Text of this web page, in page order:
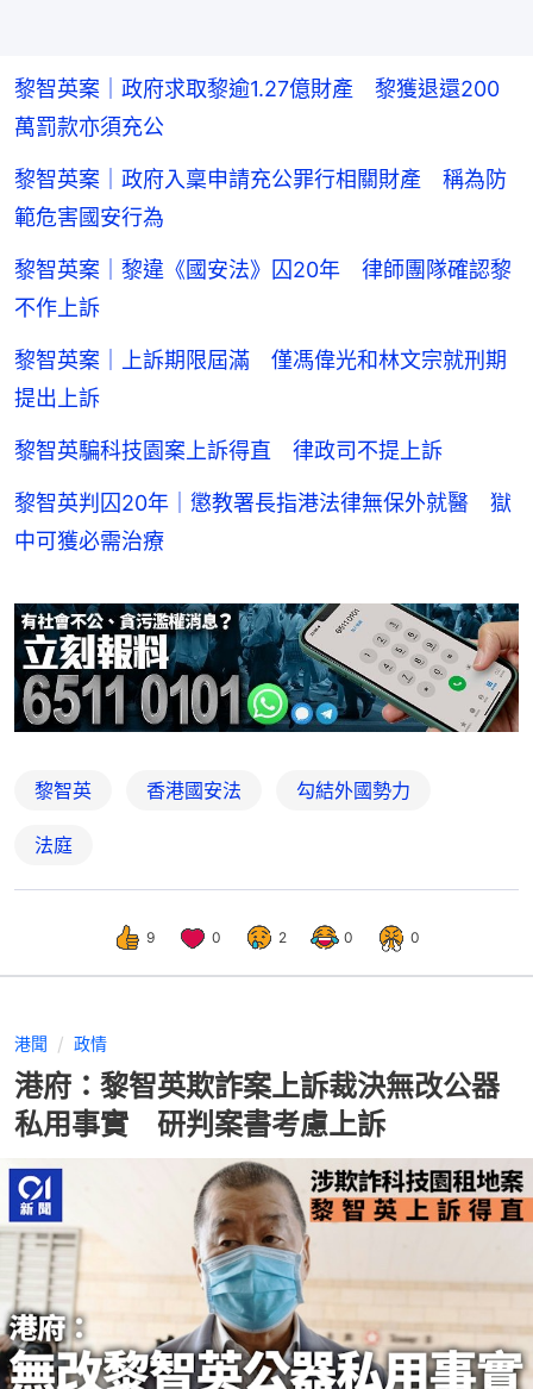
黎智英案｜政府求取黎逾1.27億財產 黎獲退還200
萬罰款亦須充公
黎智英案｜政府入稟申請充公罪行相關財產 稱為防
範危害國安行為
黎智英案｜黎違《國安法》囚20年 律師團隊確認黎
不作上訴
黎智英案｜上訴期限屆滿 僅馮偉光和林文宗就刑期
提出上訴
黎智英騙科技園案上訴得直 律政司不提上訴
黎智英判囚20年｜懲教署長指港法律無保外就醫 獄
中可獲必需治療
黎智英 香港國安法 勾結外國勢力
法庭
9 0 2 0 0
港聞 政情
港府：黎智英欺詐案上訴裁決無改公器
私用事實 研判案書考慮上訴